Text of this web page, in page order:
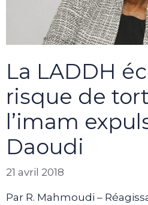
La LADDH
risque de
l’imam
Daoudi
21 avril 2018
Par R. Mahmoudi –